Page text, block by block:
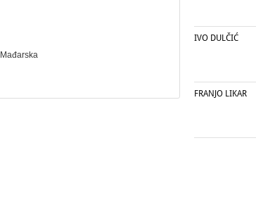
, Mađarska
IVO DULČIĆ
FRANJO LIKAR